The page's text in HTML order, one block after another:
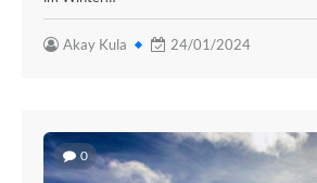
Akay Kula 24/01/2024
0